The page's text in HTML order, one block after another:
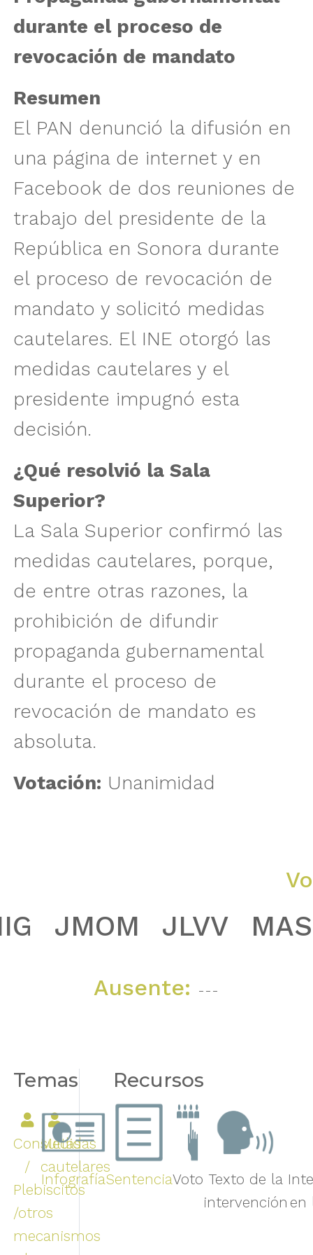
durante el proceso de
revocación de mandato
Resumen
El PAN denunció la difusión en
una página de internet y en
Facebook de dos reuniones de
trabajo del presidente de la
República en Sonora durante
el proceso de revocación de
mandato y solicitó medidas
cautelares. El INE otorgó las
medidas cautelares y el
presidente impugnó esta
decisión.
¿Qué resolvió la Sala
Superior?
La Sala Superior confirmó las
medidas cautelares, porque,
de entre otras razones, la
prohibición de difundir
propaganda gubernamental
durante el proceso de
revocación de mandato es
absoluta.
Votación: Unanimidad
JMOM JLVV
Ausente: ---
Temas
Consultas
/
Plebiscitos
/otros
mecanismos
Medidas
cautelares
Recursos
InfografíaSentenciaVoto Texto de la
intervención en